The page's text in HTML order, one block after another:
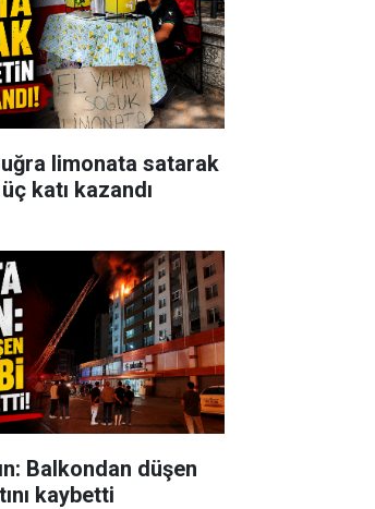
limonata satarak
katı kazandı
Balkondan düşen
kaybetti